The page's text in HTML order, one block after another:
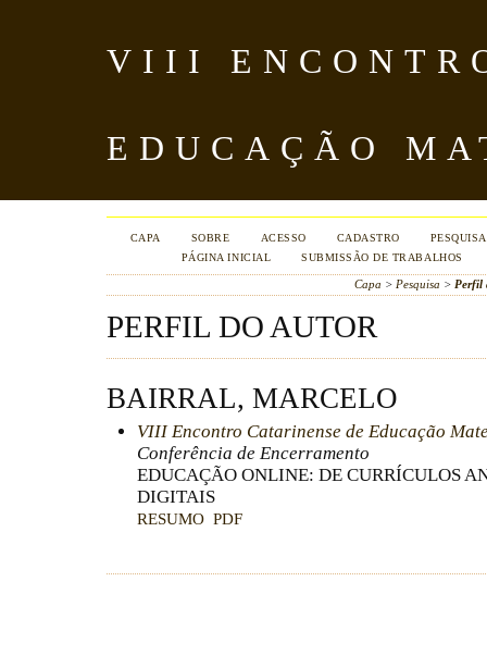
VIII
EDUCAÇÃO
CAPA SOBRE ACESSO CADASTRO
PESQUISA
PÁGINA INICIAL
SUBMISSÃO DE TRABALHOS
Capa > Pesquisa > Perfil
PERFIL DO AUTOR
BAIRRAL, MARCELO
VIII Encontro Catarinense de Educação
Conferência de Encerramento
EDUCAÇÃO ONLINE: DE CURRÍCULOS
DIGITAIS
RESUMO PDF